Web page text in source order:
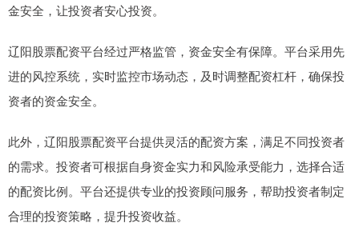
金安全，让投资者安心投资。
辽阳股票配资平台经过严格监管，资金安全有保障。平台采用先
进的风控系统，实时监控市场动态，及时调整配资杠杆，确保投
资者的资金安全。
此外，辽阳股票配资平台提供灵活的配资方案，满足不同投资者
的需求。投资者可根据自身资金实力和风险承受能力，选择合适
的配资比例。平台还提供专业的投资顾问服务，帮助投资者制定
合理的投资策略，提升投资收益。